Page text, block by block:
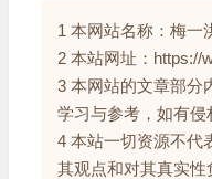
1 本网站名称：梅一
2 本站网址：https://
3 本网站的文章部分
学习与参考，如有侵
4 本站一切资源不代
其观点和对其真实性